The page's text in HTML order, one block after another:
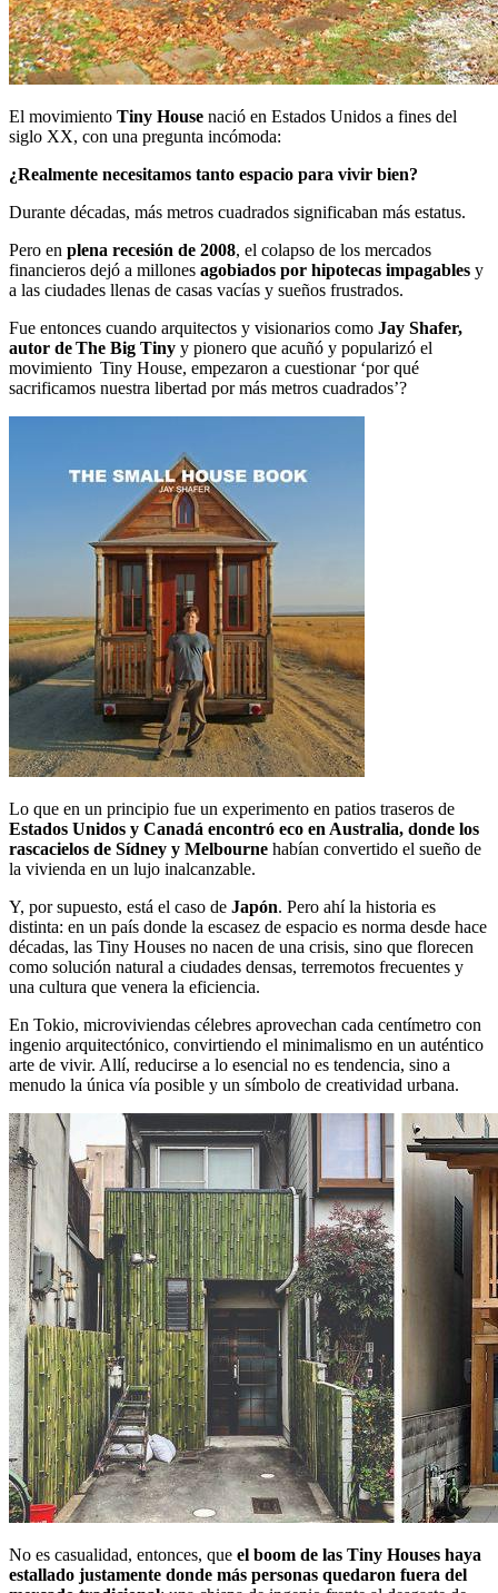
El movimiento Tiny House nació en Estados Unidos a fines del
siglo XX, con una pregunta incómoda:
¿Realmente necesitamos tanto espacio para vivir bien?
Durante décadas, más metros cuadrados significaban más estatus.
Pero en plena recesión de 2008, el colapso de los mercados
financieros dejó a millones agobiados por hipotecas impagables y
a las ciudades llenas de casas vacías y sueños frustrados.
Fue entonces cuando arquitectos y visionarios como Jay Shafer,
autor de The Big Tiny y pionero que acuñó y popularizó el
movimiento Tiny House, empezaron a cuestionar ‘por qué
sacrificamos nuestra libertad por más metros cuadrados’?
Lo que en un principio fue un experimento en patios traseros de
Estados Unidos y Canadá encontró eco en Australia, donde los
rascacielos de Sídney y Melbourne habían convertido el sueño de
la vivienda en un lujo inalcanzable.
Y, por supuesto, está el caso de Japón. Pero ahí la historia es
distinta: en un país donde la escasez de espacio es norma desde hace
décadas, las Tiny Houses no nacen de una crisis, sino que florecen
como solución natural a ciudades densas, terremotos frecuentes y
una cultura que venera la eficiencia.
En Tokio, microviviendas célebres aprovechan cada centímetro con
ingenio arquitectónico, convirtiendo el minimalismo en un auténtico
arte de vivir. Allí, reducirse a lo esencial no es tendencia, sino a
menudo la única vía posible y un símbolo de creatividad urbana.
No es casualidad, entonces, que el boom de las Tiny Houses haya
estallado justamente donde más personas quedaron fuera del